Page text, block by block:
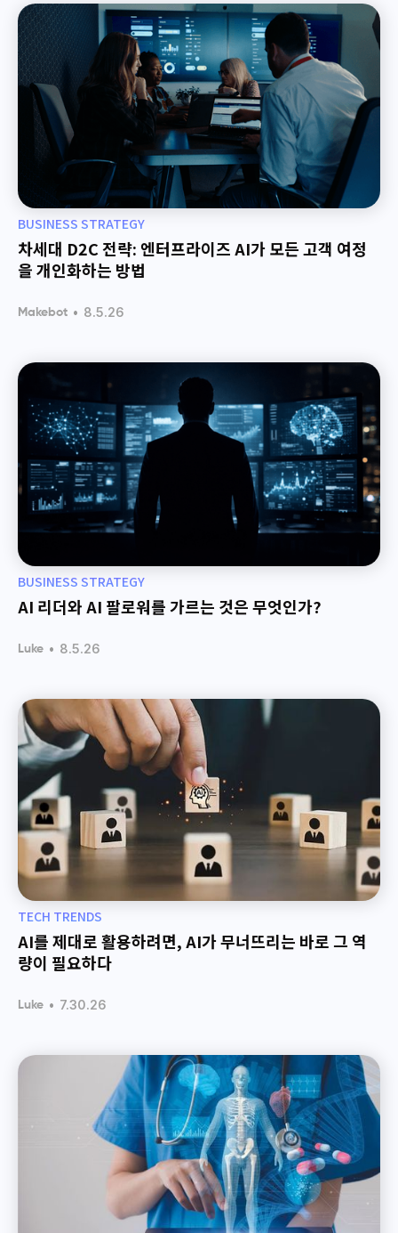
BUSINESS STRATEGY
차세대 D2C 전략: 엔터프라이즈 AI가 모든 고객 여정
을 개인화하는 방법
Makebot • 8.5.26
BUSINESS STRATEGY
AI 리더와 AI 팔로워를 가르는 것은 무엇인가?
Luke • 8.5.26
TECH TRENDS
AI를 제대로 활용하려면, AI가 무너뜨리는 바로 그 역
량이 필요하다
Luke • 7.30.26